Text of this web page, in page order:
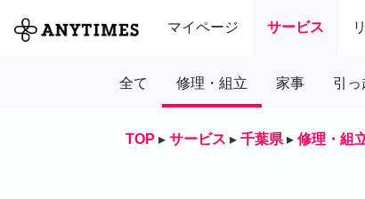
マイページ サービス
全て 修理・組立 家事 引っ
TOP ▸ サービス ▸ 千葉県 ▸ 修理・組